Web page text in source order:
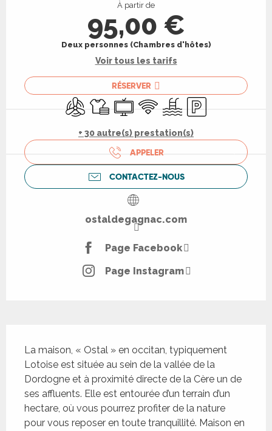
À partir de
95,00 €
Deux personnes (Chambres d'hôtes)
Voir tous les tarifs
RÉSERVER
Air conditionné
Draps et linge
Télévision
WiFi PiscineParking
+ 30 autre(s) prestation(s)
APPELER
CONTACTEZ-NOUS
ostaldegagnac.com
Page Facebook
Page Instagram
La maison, « Ostal » en occitan, typiquement
Lotoise est située au sein de la vallée de la
Dordogne et à proximité directe de la Cère un de
ses affluents. Elle est entourée d’un terrain d’un
hectare, où vous pourrez profiter de la nature
pour vous reposer en toute tranquillité. Maison en